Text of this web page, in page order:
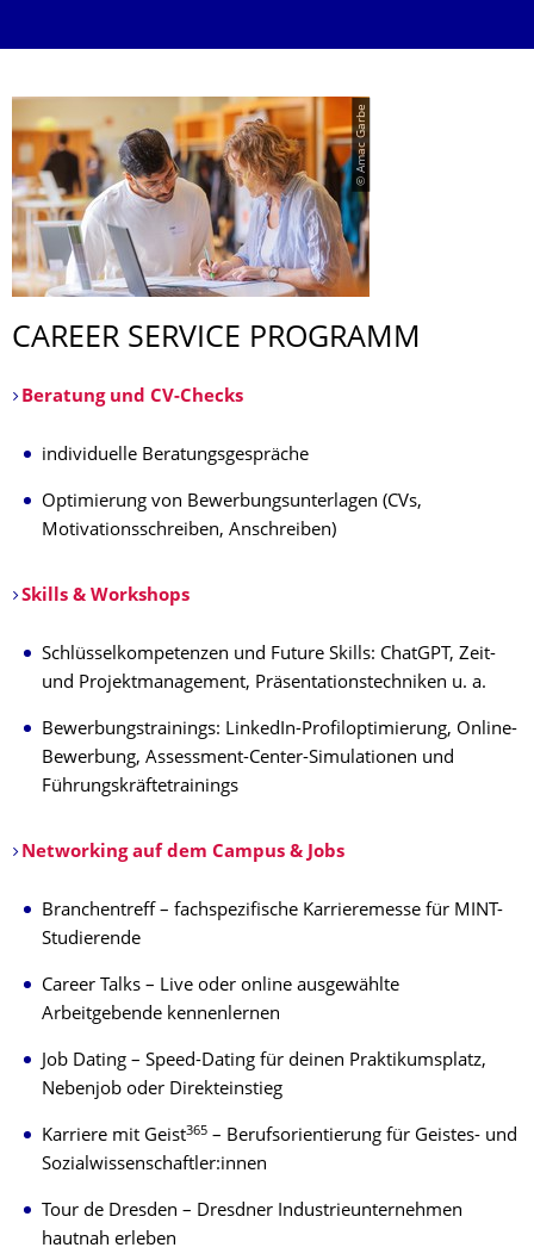
© Amac Garbe
CAREER SERVICE PROGRAMM
Beratung und CV-Checks
individuelle Beratungsgespräche
Optimierung von Bewerbungsunterlagen (CVs,
Motivationsschreiben, Anschreiben)
Skills & Workshops
Schlüsselkompetenzen und Future Skills: ChatGPT, Zeit-
und Projektmanagement, Präsentationstechniken u. a.
Bewerbungstrainings: LinkedIn-Profiloptimierung, Online-
Bewerbung, Assessment-Center-Simulationen und
Führungskräftetrainings
Networking auf dem Campus & Jobs
Branchentreff – fachspezifische Karrieremesse für MINT-
Studierende
Career Talks – Live oder online ausgewählte
Arbeitgebende kennenlernen
Job Dating – Speed-Dating für deinen Praktikumsplatz,
Nebenjob oder Direkteinstieg
Karriere mit Geist365 – Berufsorientierung für Geistes- und
Sozialwissenschaftler:innen
Tour de Dresden – Dresdner Industrieunternehmen
hautnah erleben